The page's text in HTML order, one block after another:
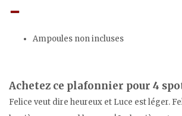
Ampoules non incluses
Achetez ce plafonnier pour 4
Felice veut dire heureux et Luce est léger.